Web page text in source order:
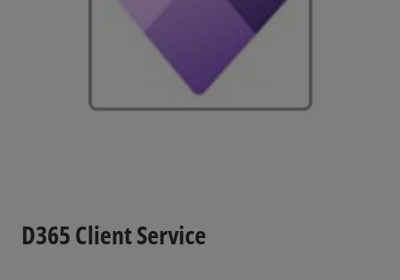
D365 Client Service